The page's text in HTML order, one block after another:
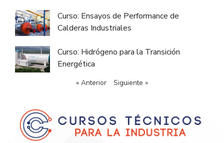
Curso: Ensayos de Performance de
Calderas Industriales
Curso: Hidrógeno para la Transición
Energética
« Anterior Siguiente »